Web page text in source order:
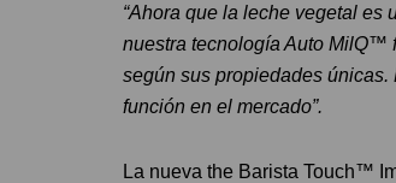
“Ahora que la leche vegetal es
nuestra tecnología Auto MilQ™
según sus propiedades
función en el mercado”.
La nueva the Barista Touch™